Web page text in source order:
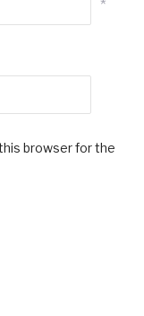
*
browser for the